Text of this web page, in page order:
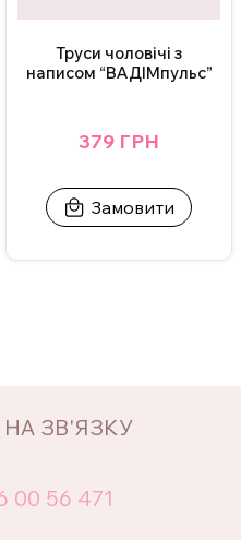
Труси чоловічі з
написом “ВАДІМпульс”
379 ГРН
Замовити
ЗВ'ЯЗКУ
00 56 471